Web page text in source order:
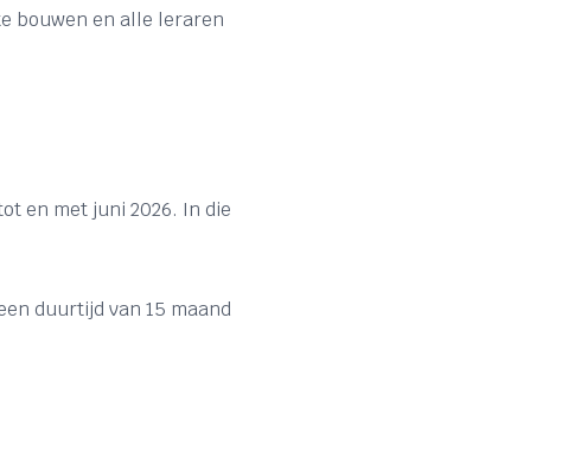
bouwen en alle leraren
en met juni 2026. In die
duurtijd van 15 maand